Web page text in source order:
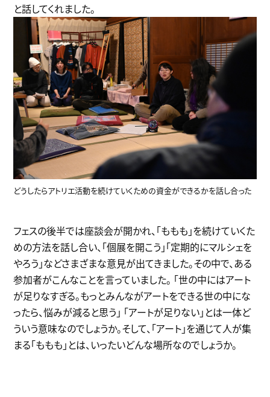
と話してくれました。
どうしたらアトリエ活動を続けていくための資金ができるかを話し合った
フェスの後半では座談会が開かれ、「ももも」を続けていくた
めの方法を話し合い、「個展を開こう」「定期的にマルシェを
やろう」などさまざまな意見が出てきました。その中で、ある
参加者がこんなことを言っていました。 「世の中にはアート
が足りなすぎる。もっとみんながアートをできる世の中にな
ったら、悩みが減ると思う」 「アートが足りない」とは一体ど
ういう意味なのでしょうか。そして、「アート」を通じて人が集
まる「ももも」とは、いったいどんな場所なのでしょうか。